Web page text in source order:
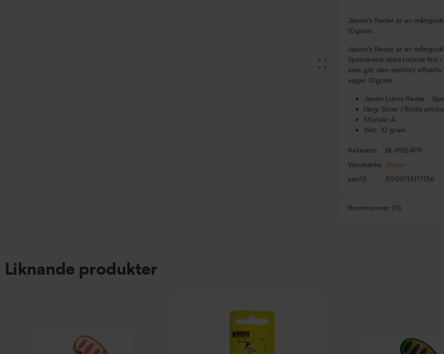
View large image
Jaxon's Reder är en
10gram.
Jaxon's Reder är en
Spinnarens sked roterar fint
som gör den oerhört
väger 10gram.
Jaxon Lukris Reder -
Färg: Silver / Röda
Storlek: 4
Vikt: 10 gram
Referens
BL-PRE4PR
Varumärke Jaxon
ean13
5900113117136
Recensioner (0)
Liknande produkter